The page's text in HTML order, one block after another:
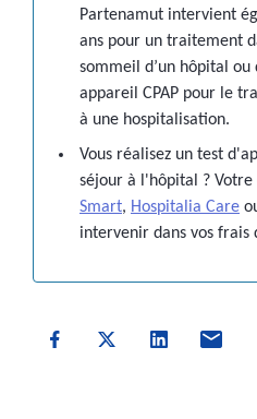
Partenamut intervient
ans pour un traitement
sommeil d’un hôpital ou
appareil CPAP pour le
à une hospitalisation.
Vous réalisez un test
séjour à l'hôpital ?
Smart, Hospitalia Care
intervenir dans vos frais